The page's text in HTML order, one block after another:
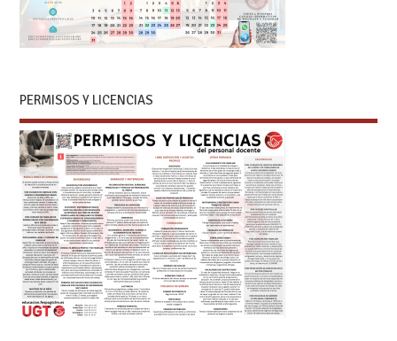
PERMISOS Y LICENCIAS